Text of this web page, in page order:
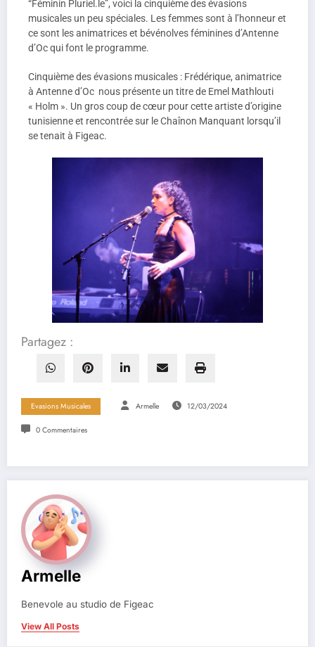
“Féminin Pluriel.le”, voici la cinquième des évasions
musicales un peu spéciales. Les femmes sont à l’honneur et
ce sont les animatrices et bévénolves féminines d’Antenne
d’Oc qui font le programme.
Cinquième des évasions musicales : Frédérique, animatrice
à Antenne d’Oc nous présente un titre de Emel Mathlouti
« Holm ». Un gros coup de cœur pour cette artiste d’origine
tunisienne et rencontrée sur le Chaînon Manquant lorsqu’il
se tenait à Figeac.
Partagez :
Evasions Musicales Armelle 12/03/2024
0 Commentaires
Armelle
Benevole au studio de Figeac
View All Posts